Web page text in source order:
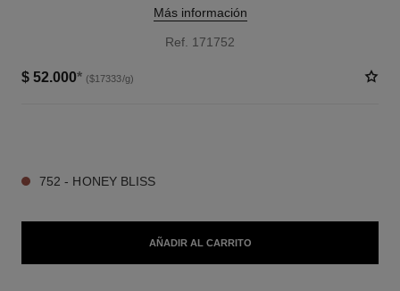
Más información
Ref. 171752
$ 52.000* ($17333/g)
752 - HONEY BLISS
AÑADIR AL CARRITO